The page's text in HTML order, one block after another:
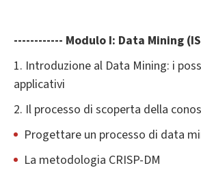
------------ Modulo I: Data Mining
1. Introduzione al Data Mining: i
applicativi
2. Il processo di scoperta della
Progettare un processo di data
La metodologia CRISP-DM